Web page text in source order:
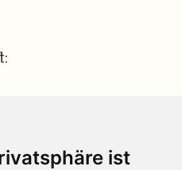
ist